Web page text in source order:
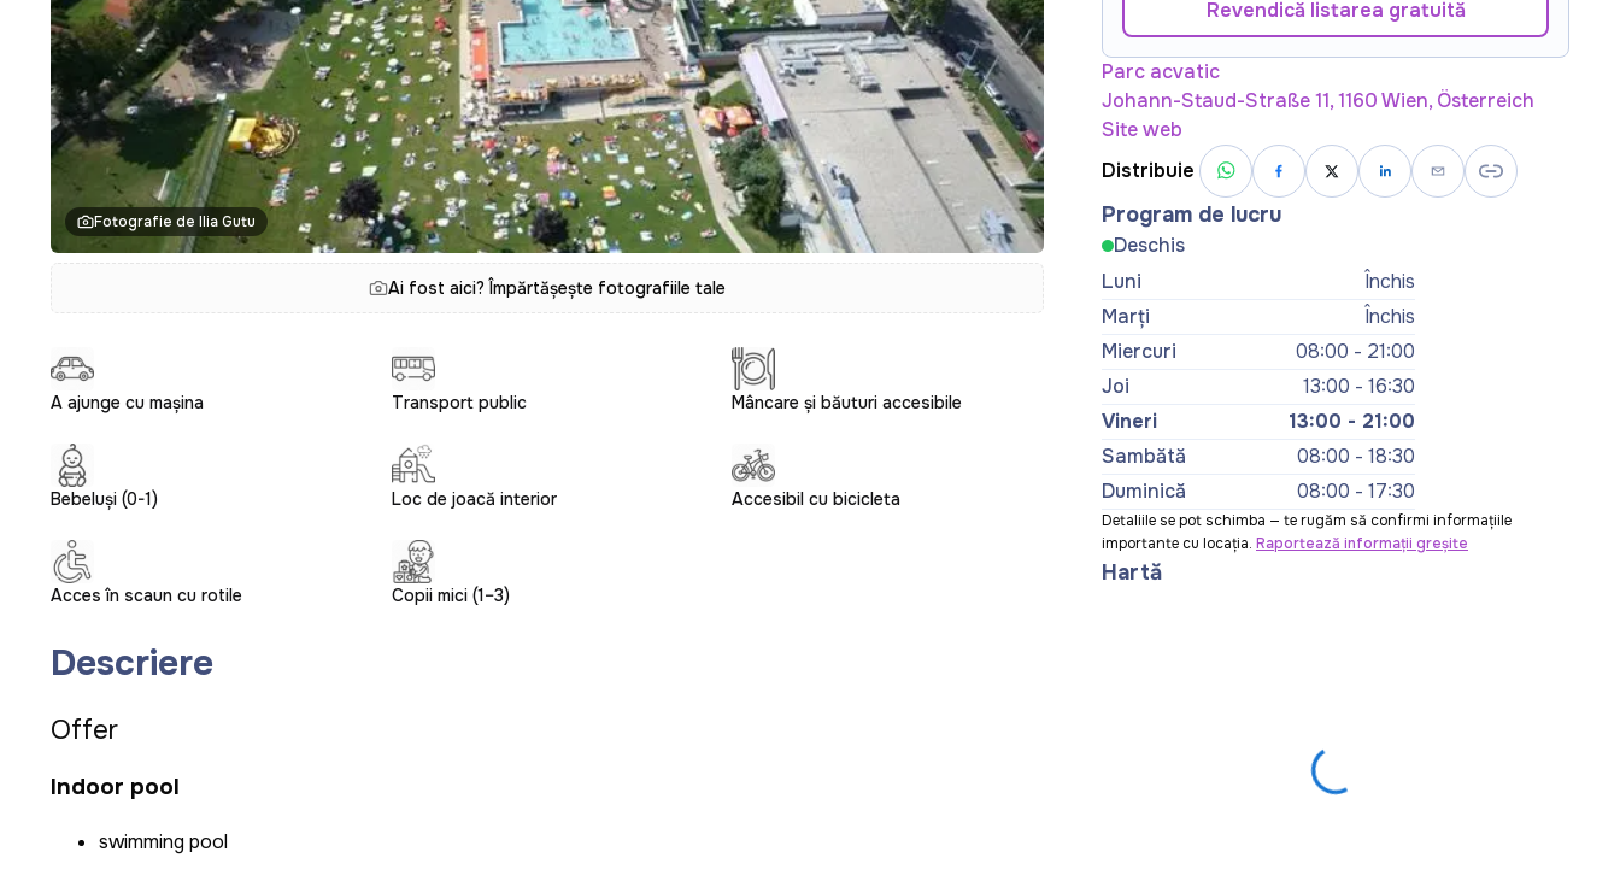
Fotografie de Ilia Gutu
Ai fost aici? Împărtășește fotografiile tale
A ajunge cu mașina Transport public Mâncare și băuturi accesibile
Bebeluși (0-1) Loc de joacă interior Accesibil cu bicicleta
Acces în scaun cu rotile Copii mici (1–3)
Descriere
Offer
Indoor pool
swimming pool
Revendică listarea gratuită
Parc acvatic
Johann-Staud-Straße 11, 1160 Wien, Österreich
Site web
Distribuie
Program de lucru
Deschis
Luni
Închis
Marți
Închis
Miercuri
08:00 - 21:00
Joi
13:00 - 16:30
Vineri
13:00 - 21:00
Sambătă
08:00 - 18:30
Duminică
08:00 - 17:30
Detaliile se pot schimba — te rugăm să confirmi informațiile
importante cu locația. Raportează informații greșite
Hartă